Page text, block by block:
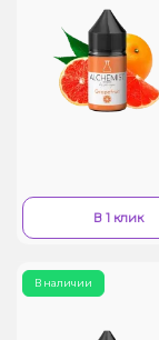
В 1 клик
В наличии